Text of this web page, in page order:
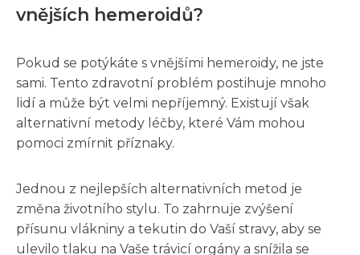
vnějších hemeroidů?
Pokud se potýkáte s vnějšími hemeroidy, ne jste
sami. Tento zdravotní problém postihuje mnoho
lidí a může být velmi nepříjemný. Existují však
alternativní metody léčby, které Vám mohou
pomoci zmírnit příznaky.
Jednou z nejlepších alternativních metod je
změna životního stylu. To zahrnuje zvýšení
přísunu vlákniny a tekutin do Vaší stravy, aby se
ulevilo tlaku na Vaše trávicí orgány a snížila se